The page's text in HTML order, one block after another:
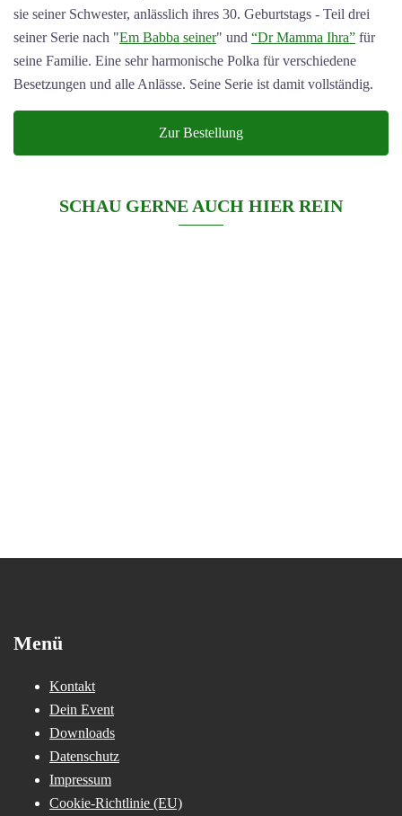
sie seiner Schwester, anlässlich ihres 30. Geburtstags - Teil drei
seiner Serie nach "Em Babba seiner" und “Dr Mamma Ihra” für
seine Familie. Eine sehr harmonische Polka für verschiedene
Besetzungen und alle Anlässe. Seine Serie ist damit vollständig.
Zur Bestellung
SCHAU GERNE AUCH HIER REIN
Menü
Kontakt
Dein Event
Downloads
Datenschutz
Impressum
Cookie-Richtlinie (EU)